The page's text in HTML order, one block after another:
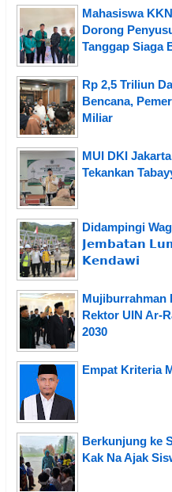
Mahasiswa
Dorong
Tanggap Siaga
Rp 2,5 Triliun
Bencana,
Miliar
MUI DKI
Tekankan
Didampingi
𝗝𝗲𝗺𝗯𝗮𝘁𝗮𝗻
𝗞𝗲𝗻𝗱𝗮𝘄𝗶
Mujiburrahman
Rektor UIN Ar-
2030
Empat Kriteria
Berkunjung ke
Kak Na Ajak